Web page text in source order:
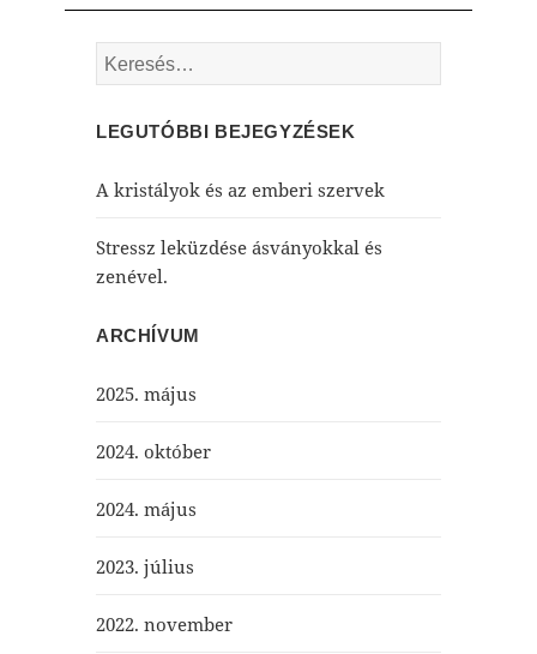
Keresés:
LEGUTÓBBI BEJEGYZÉSEK
A kristályok és az emberi szervek
Stressz leküzdése ásványokkal és
zenével.
ARCHÍVUM
2025. május
2024. október
2024. május
2023. július
2022. november